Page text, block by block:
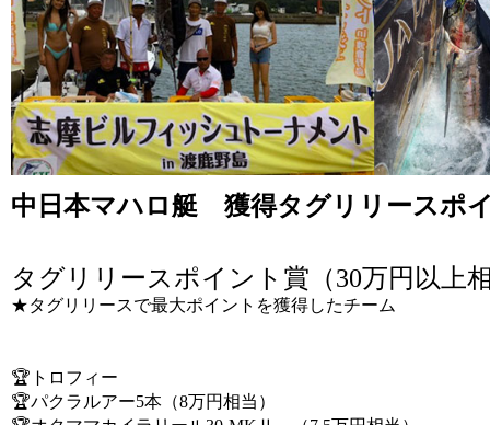
中日本マハロ艇 獲得タグリリースポ
タグリリースポイント賞（30万円以上
★タグリリースで最大ポイントを獲得したチーム
🏆トロフィー
🏆パクラルアー5本（8万円相当）